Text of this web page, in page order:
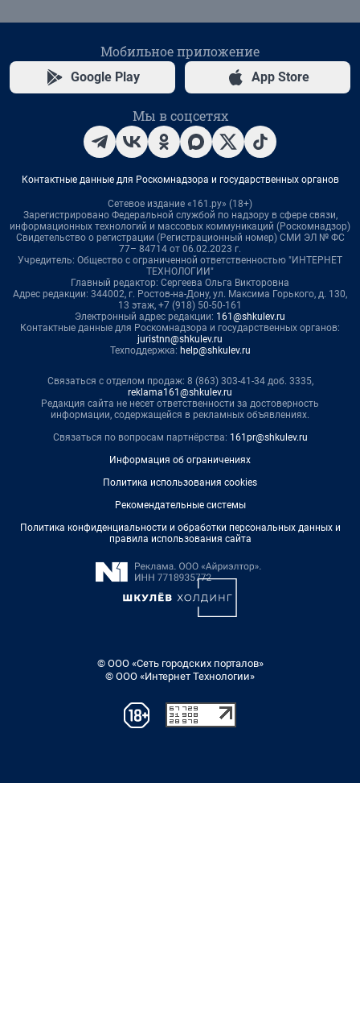
Мобильное приложение
Google Play App Store
Мы в соцсетях
Контактные данные для Роскомнадзора и государственных органов
Сетевое издание «161.ру» (18+)
Зарегистрировано Федеральной службой по надзору в сфере связи,
информационных технологий и массовых коммуникаций (Роскомнадзор)
Свидетельство о регистрации (Регистрационный номер) СМИ ЭЛ № ФС
77– 84714 от 06.02.2023 г.
Учредитель: Общество с ограниченной ответственностью "ИНТЕРНЕТ
ТЕХНОЛОГИИ"
Главный редактор: Сергеева Ольга Викторовна
Адрес редакции: 344002, г. Ростов-на-Дону, ул. Максима Горького, д. 130,
13 этаж, +7 (918) 50-50-161
Электронный адрес редакции: 161@shkulev.ru
Контактные данные для Роскомнадзора и государственных органов:
juristnn@shkulev.ru
Техподдержка: help@shkulev.ru
Связаться с отделом продаж: 8 (863) 303-41-34 доб. 3335,
reklama161@shkulev.ru
Редакция сайта не несет ответственности за достоверность
информации, содержащейся в рекламных объявлениях.
Связаться по вопросам партнёрства: 161pr@shkulev.ru
Информация об ограничениях
Политика использования cookies
Рекомендательные системы
Политика конфиденциальности и обработки персональных данных и
правила использования сайта
© ООО «Сеть городских порталов»
© ООО «Интернет Технологии»